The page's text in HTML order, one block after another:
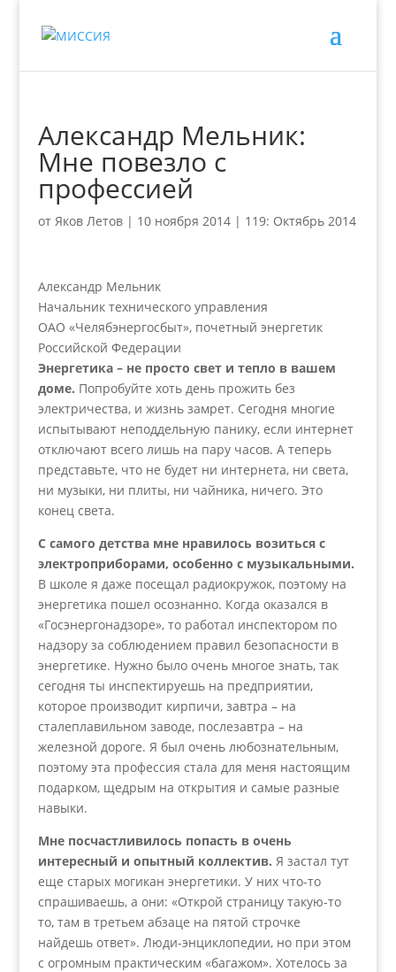
Александр Мельник:
Мне повезло с
профессией
от Яков Летов| 10 ноября 2014| 119: Октябрь 2014
Александр Мельник
Начальник технического управления
ОАО «Челябэнергосбыт», почетный энергетик
Российской Федерации
Энергетика – не просто свет и тепло в вашем
доме. Попробуйте хоть день прожить без
электричества, и жизнь замрет. Сегодня многие
испытывают неподдельную панику, если интернет
отключают всего лишь на пару часов. А теперь
представьте, что не будет ни интернета, ни света,
ни музыки, ни плиты, ни чайника, ничего. Это
конец света.
С самого детства мне нравилось возиться с
электроприборами, особенно с музыкальными.
В школе я даже посещал радиокружок, поэтому на
энергетика пошел осознанно. Когда оказался в
«Госэнергонадзоре», то работал инспектором по
надзору за соблюдением правил безопасности в
энергетике. Нужно было очень многое знать, так
сегодня ты инспектируешь на предприятии,
которое производит кирпичи, завтра – на
сталеплавильном заводе, послезавтра – на
железной дороге. Я был очень любознательным,
поэтому эта профессия стала для меня настоящим
подарком, щедрым на открытия и самые разные
навыки.
Мне посчастливилось попасть в очень
интересный и опытный коллектив. Я застал тут
еще старых могикан энергетики. У них что-то
спрашиваешь, а они: «Открой страницу такую-то
то, там в третьем абзаце на пятой строчке
найдешь ответ». Люди-энциклопедии, но при этом
с огромным практическим «багажом». Хотелось за